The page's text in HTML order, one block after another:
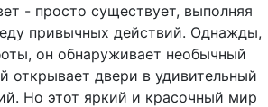
- просто существует, выполняя
привычных действий. Однажды,
он обнаруживает необычный
открывает двери в удивительный
Но этот яркий и красочный мир